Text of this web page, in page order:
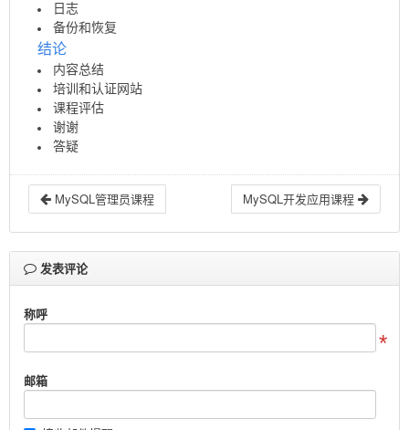
日志
备份和恢复
结论
内容总结
培训和认证网站
课程评估
谢谢
答疑
MySQL管理员课程 MySQL开发应用课程
发表评论
称呼
邮箱